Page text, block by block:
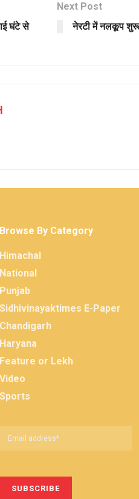
घंटे से
Next Post
नेरटी में नलकूप
Browse By Category
Himachal
National
Punjab
Sidhivinayaktimes E-Paper
Chandigarh
Haryana
Feature or Lekh
Video
Sports